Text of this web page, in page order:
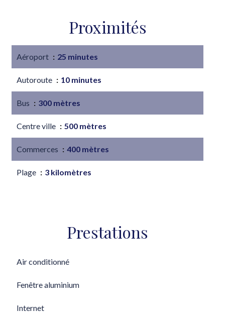
Proximités
Aéroport 25 minutes
Autoroute 10 minutes
Bus 300 mètres
Centre ville 500 mètres
Commerces 400 mètres
Plage 3 kilomètres
Prestations
Air conditionné
Fenêtre aluminium
Internet